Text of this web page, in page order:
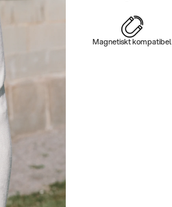
Magnetiskt kompatibel